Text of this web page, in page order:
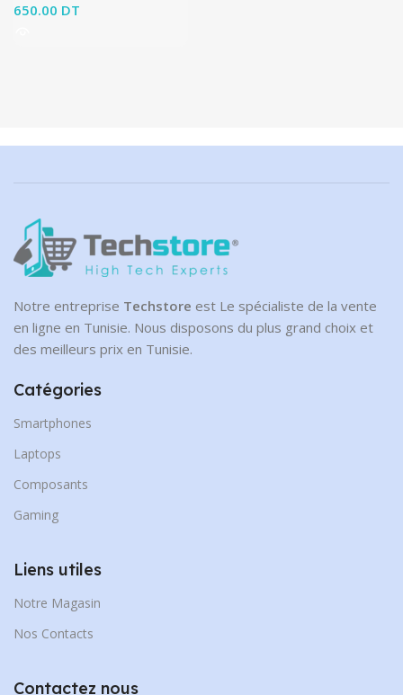
650.00 DT
Notre entreprise Techstore est Le spécialiste de la vente
en ligne en Tunisie. Nous disposons du plus grand choix et
des meilleurs prix en Tunisie.
Catégories
Smartphones
Laptops
Composants
Gaming
Liens utiles
Notre Magasin
Nos Contacts
Contactez nous